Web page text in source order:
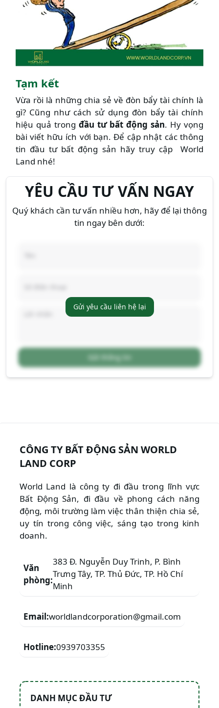
Tạm kết
Vừa rồi là những chia sẻ về đòn bẩy tài chính là
gì? Cũng như cách sử dụng đòn bẩy tài chính
hiệu quả trong đầu tư bất động sản. Hy vọng
bài viết hữu ích với bạn. Để cập nhật các thông
tin đầu tư bất động sản hãy truy cập World
Land nhé!
YÊU CẦU TƯ VẤN NGAY
Quý khách cần tư vấn nhiều hơn, hãy để lại thông
tin ngay bên dưới:
Gửi thông tin
Gửi yêu cầu liên hệ lại
CÔNG TY BẤT ĐỘNG SẢN WORLD
LAND CORP
World Land là công ty đi đầu trong lĩnh vực
Bất Động Sản, đi đầu về phong cách năng
động, môi trường làm việc thân thiện chia sẻ,
uy tín trong công việc, sáng tạo trong kinh
doanh.
Văn
phòng:
383 Đ. Nguyễn Duy Trinh, P. Bình
Trưng Tây, TP. Thủ Đức, TP. Hồ Chí
Minh
Email:worldlandcorporation@gmail.com
Hotline:0939703355
DANH MỤC ĐẦU TƯ